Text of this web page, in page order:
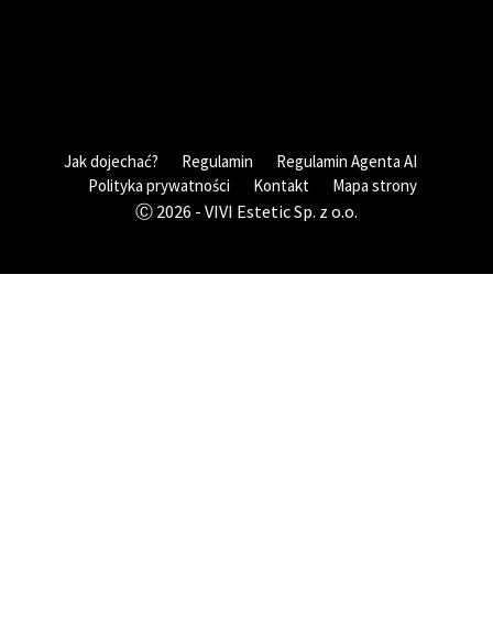
Jak dojechać? Regulamin
Regulamin Agenta AI
Polityka prywatności
Kontakt Mapa strony
Ⓒ 2026 - VIVI Estetic Sp. z o.o.